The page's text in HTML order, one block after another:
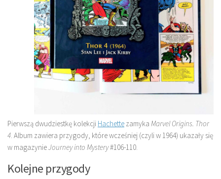
Pierwszą dwudziestkę kolekcji Hachette zamyka Marvel Origins. Thor
4. Album zawiera przygody, które wcześniej (czyli w 1964) ukazały się
w magazynieJourney into Mystery#106-110.
Kolejne przygody